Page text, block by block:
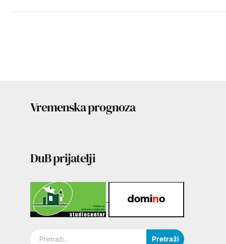
Vremenska prognoza
DuB prijatelji
Pretraži